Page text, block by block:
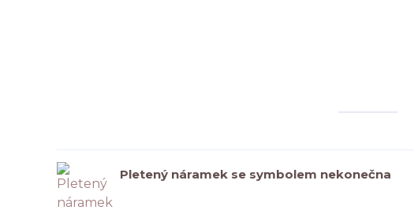
Pletený náramek se symbolem nekonečna